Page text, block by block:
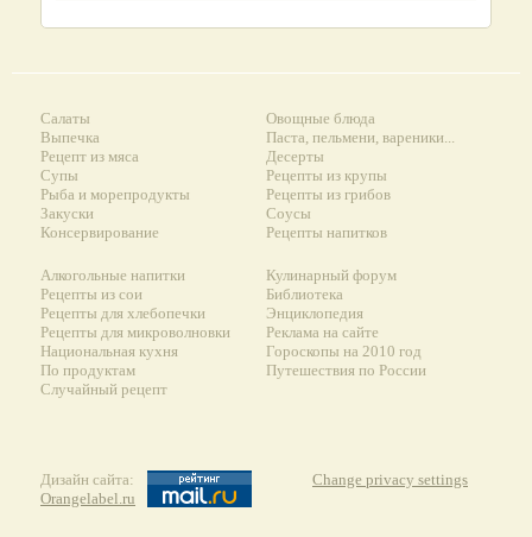
Салаты
Выпечка
Рецепт из мяса
Супы
Рыба и морепродукты
Закуски
Консервирование
Овощные блюда
Паста, пельмени, вареники...
Десерты
Рецепты из крупы
Рецепты из грибов
Соусы
Рецепты напитков
Алкогольные напитки
Рецепты из сои
Рецепты для хлебопечки
Рецепты для микроволновки
Национальная кухня
По продуктам
Случайный рецепт
Кулинарный форум
Библиотека
Энциклопедия
Реклама на сайте
Гороскопы на 2010 год
Путешествия по России
Дизайн сайта:
Orangelabel.ru
Change privacy settings